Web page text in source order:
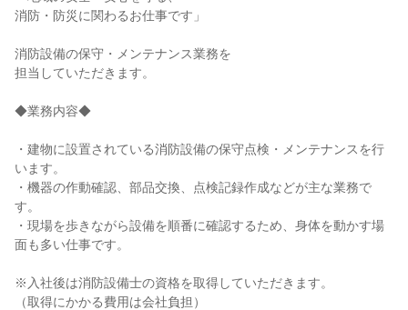
消防・防災に関わるお仕事です」
消防設備の保守・メンテナンス業務を
担当していただきます。
◆業務内容◆
・建物に設置されている消防設備の保守点検・メンテナンスを行
います。
・機器の作動確認、部品交換、点検記録作成などが主な業務で
す。
・現場を歩きながら設備を順番に確認するため、身体を動かす場
面も多い仕事です。
※入社後は消防設備士の資格を取得していただきます。
（取得にかかる費用は会社負担）